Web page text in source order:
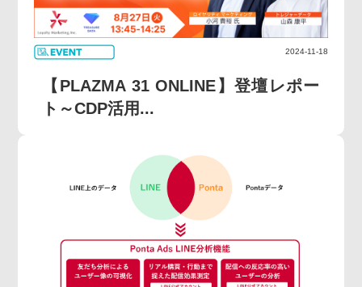
2024-11-18
【PLAZMA 31 ONLINE】登壇レポー
ト～CDP活用...